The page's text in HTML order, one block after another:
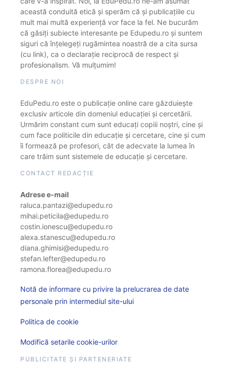
această conduită etică și sperăm că și publicațiile cu
mult mai multă experiență vor face la fel. Ne bucurăm
că găsiți subiecte interesante pe Edupedu.ro și suntem
siguri că înțelegeți rugămintea noastră de a cita sursa
(cu link), ca o declarație reciprocă de respect și
profesionalism. Vă mulțumim!
DESPRE NOI
EduPedu.ro este o publicație online care găzduiește
exclusiv articole din domeniul educației și cercetării.
Urmărim constant cum sunt educați copiii noștri, cine și
cum face politicile din educație și cercetare, cine și cum
îi formează pe profesori, cât de adecvate la lumea în
care trăim sunt sistemele de educație și cercetare.
CONTACT REDACȚIE
Adrese e-mail
raluca.pantazi@edupedu.ro
mihai.peticila@edupedu.ro
costin.ionescu@edupedu.ro
alexa.stanescu@edupedu.ro
diana.ghimisi@edupedu.ro
stefan.lefter@edupedu.ro
ramona.florea@edupedu.ro
Notă de informare cu privire la prelucrarea de date
personale prin intermediul site-ului
Politica de cookie
Modifică setarile cookie-urilor
PUBLICITATE ȘI PARTENERIATE